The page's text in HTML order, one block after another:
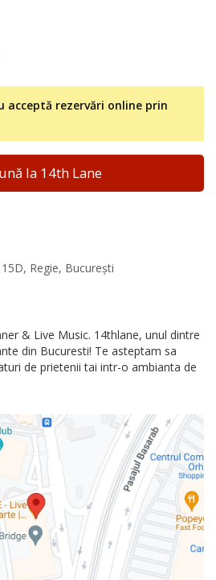
acceptă rezervări online prin
la 14th Lane
Regie, București
& Live Music. 14thlane, unul dintre
din Bucuresti! Te asteptam sa
de prietenii tai intr-o ambianta de